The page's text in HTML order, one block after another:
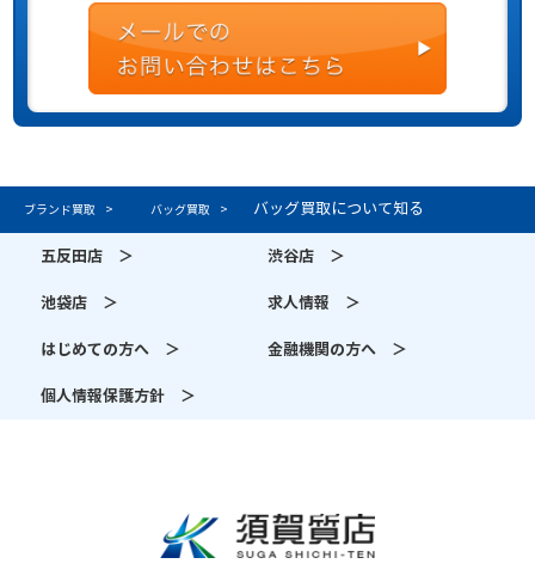
ブランド買取 バッグ買取 バッグ買取について知る
五反田店 ＞ 渋谷店 ＞
池袋店 ＞ 求人情報 ＞
はじめての方へ ＞ 金融機関の方へ ＞
個人情報保護方針 ＞